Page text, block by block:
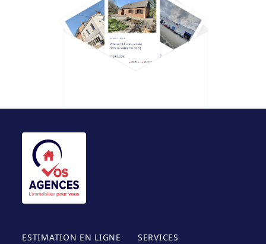
ESTIMATION EN LIGNE SERVICES